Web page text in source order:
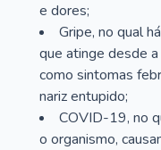
e dores;
Gripe, no qual
que atinge desde
como sintomas
nariz entupido;
COVID-19, no
o organismo,